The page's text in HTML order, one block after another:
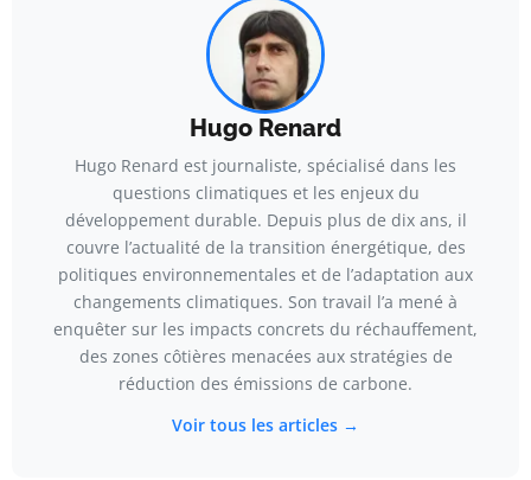
Hugo Renard
Hugo Renard est journaliste, spécialisé dans les
questions climatiques et les enjeux du
développement durable. Depuis plus de dix ans, il
couvre l’actualité de la transition énergétique, des
politiques environnementales et de l’adaptation aux
changements climatiques. Son travail l’a mené à
enquêter sur les impacts concrets du réchauffement,
des zones côtières menacées aux stratégies de
réduction des émissions de carbone.
Voir tous les articles →